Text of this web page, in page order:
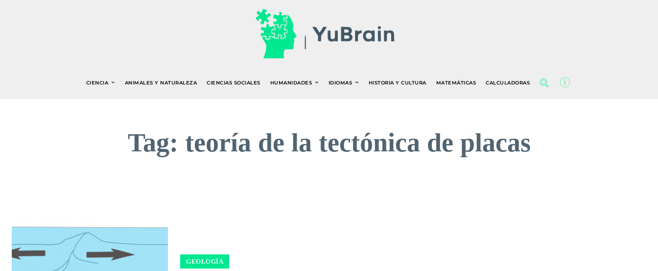
CIENCIA ANIMALES Y NATURALEZA CIENCIAS SOCIALES HUMANIDADES IDIOMAS HISTORIA Y CULTURA MATEMÁTICAS CALCULADORAS
Tag: teoría de la tectónica de placas
GEOLOGÍA